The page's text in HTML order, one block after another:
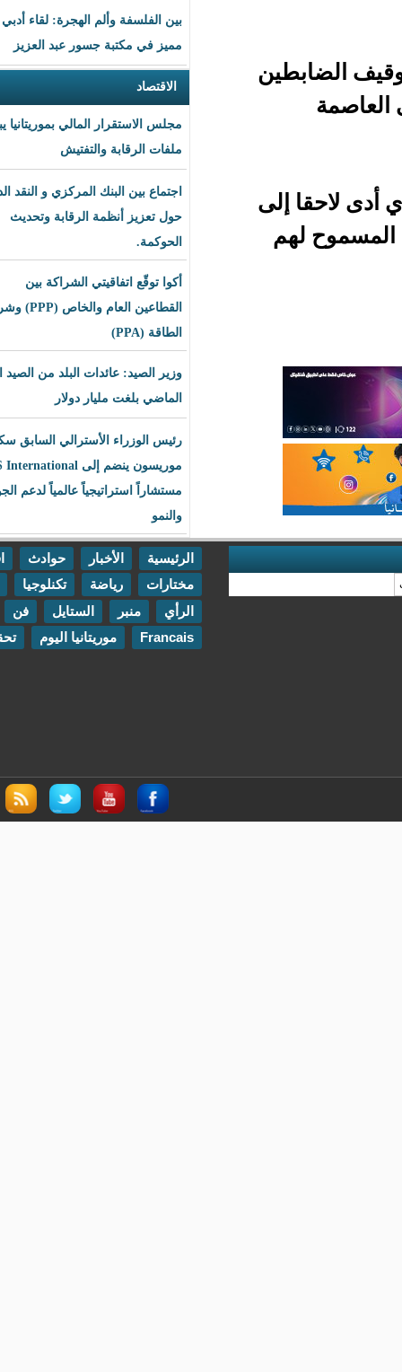
بين الفلسفة وألم الهجرة: لقاء أدبي
مميز في مكتبة جسور عبد العزيز
الاقتصاد
مجلس الاستقرار المالي بموريتانيا يبحث
ملفات الرقابة والتفتيش
اجتماع بين البنك المركزي و النقد الدولي
حول تعزيز أنظمة الرقابة وتحديث
الحوكمة.
أكوا توقّع اتفاقيتي الشراكة بين
القطاعين العام والخاص (PPP) وشراء
وزير الصيد: عائدات البلد من الصيد العام
الماضي بلغت مليار دولار
رئيس الوزراء الأسترالي السابق سكوت
موريسون ينضم إلى BLS International
مستشاراً استراتيجياً عالمياً لدعم الجودة
والنمو
حوادث
اقتصاد
تكنلوجيا
مقابلات
الستايل فن
اتصل بنا
موريتانيا اليوم تحقيقات